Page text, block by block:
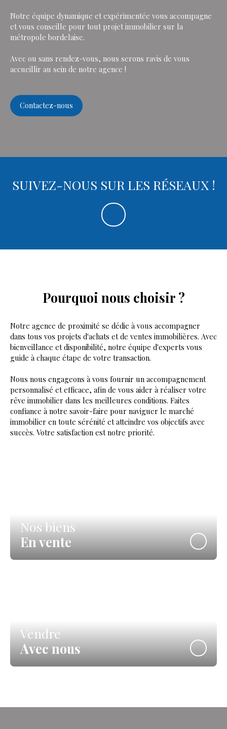
Notre équipe dynamique et expérimentée vous accompagne
et vous conseille pour tout projet immobilier sur la
métropole bordelaise.
Avec ou sans rendez-vous, nous serons ravis de vous
accueillir au sein de notre agence !
Contactez-nous
SUIVEZ-NOUS SUR LES RÉSEAUX !
Pourquoi nous choisir ?
Notre agence de proximité se dédie à vous accompagner
dans tous vos projets d'achats et de ventes immobilières. Avec
bienveillance et disponibilité, notre équipe d'experts vous
guide à chaque étape de votre transaction.
Nous nous engageons à vous fournir un accompagnement
personnalisé et efficace, afin de vous aider à réaliser votre
rêve immobilier dans les meilleures conditions. Faites
confiance à notre savoir-faire pour naviguer le marché
immobilier en toute sérénité et atteindre vos objectifs avec
succès. Votre satisfaction est notre priorité.
Nos biens
En vente
Vendre
Avec nous